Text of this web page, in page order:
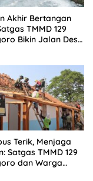
Akhir Bertangan
TMMD 129
Bikin Jalan Desa
Terik, Menjaga
Satgas TMMD 129
dan Warga